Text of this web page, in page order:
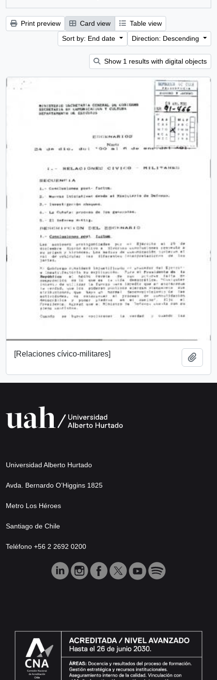
Print preview Card view
Table view
Sort by: End date
Direction: Descending
Show 1 results with digital objects
[Relaciones cívico-militares]
Universidad Alberto Hurtado
Avda. Bernardo O’Higgins 1825
Metro Los Héroes
Santiago de Chile
Teléfono +56 2 2692 0200